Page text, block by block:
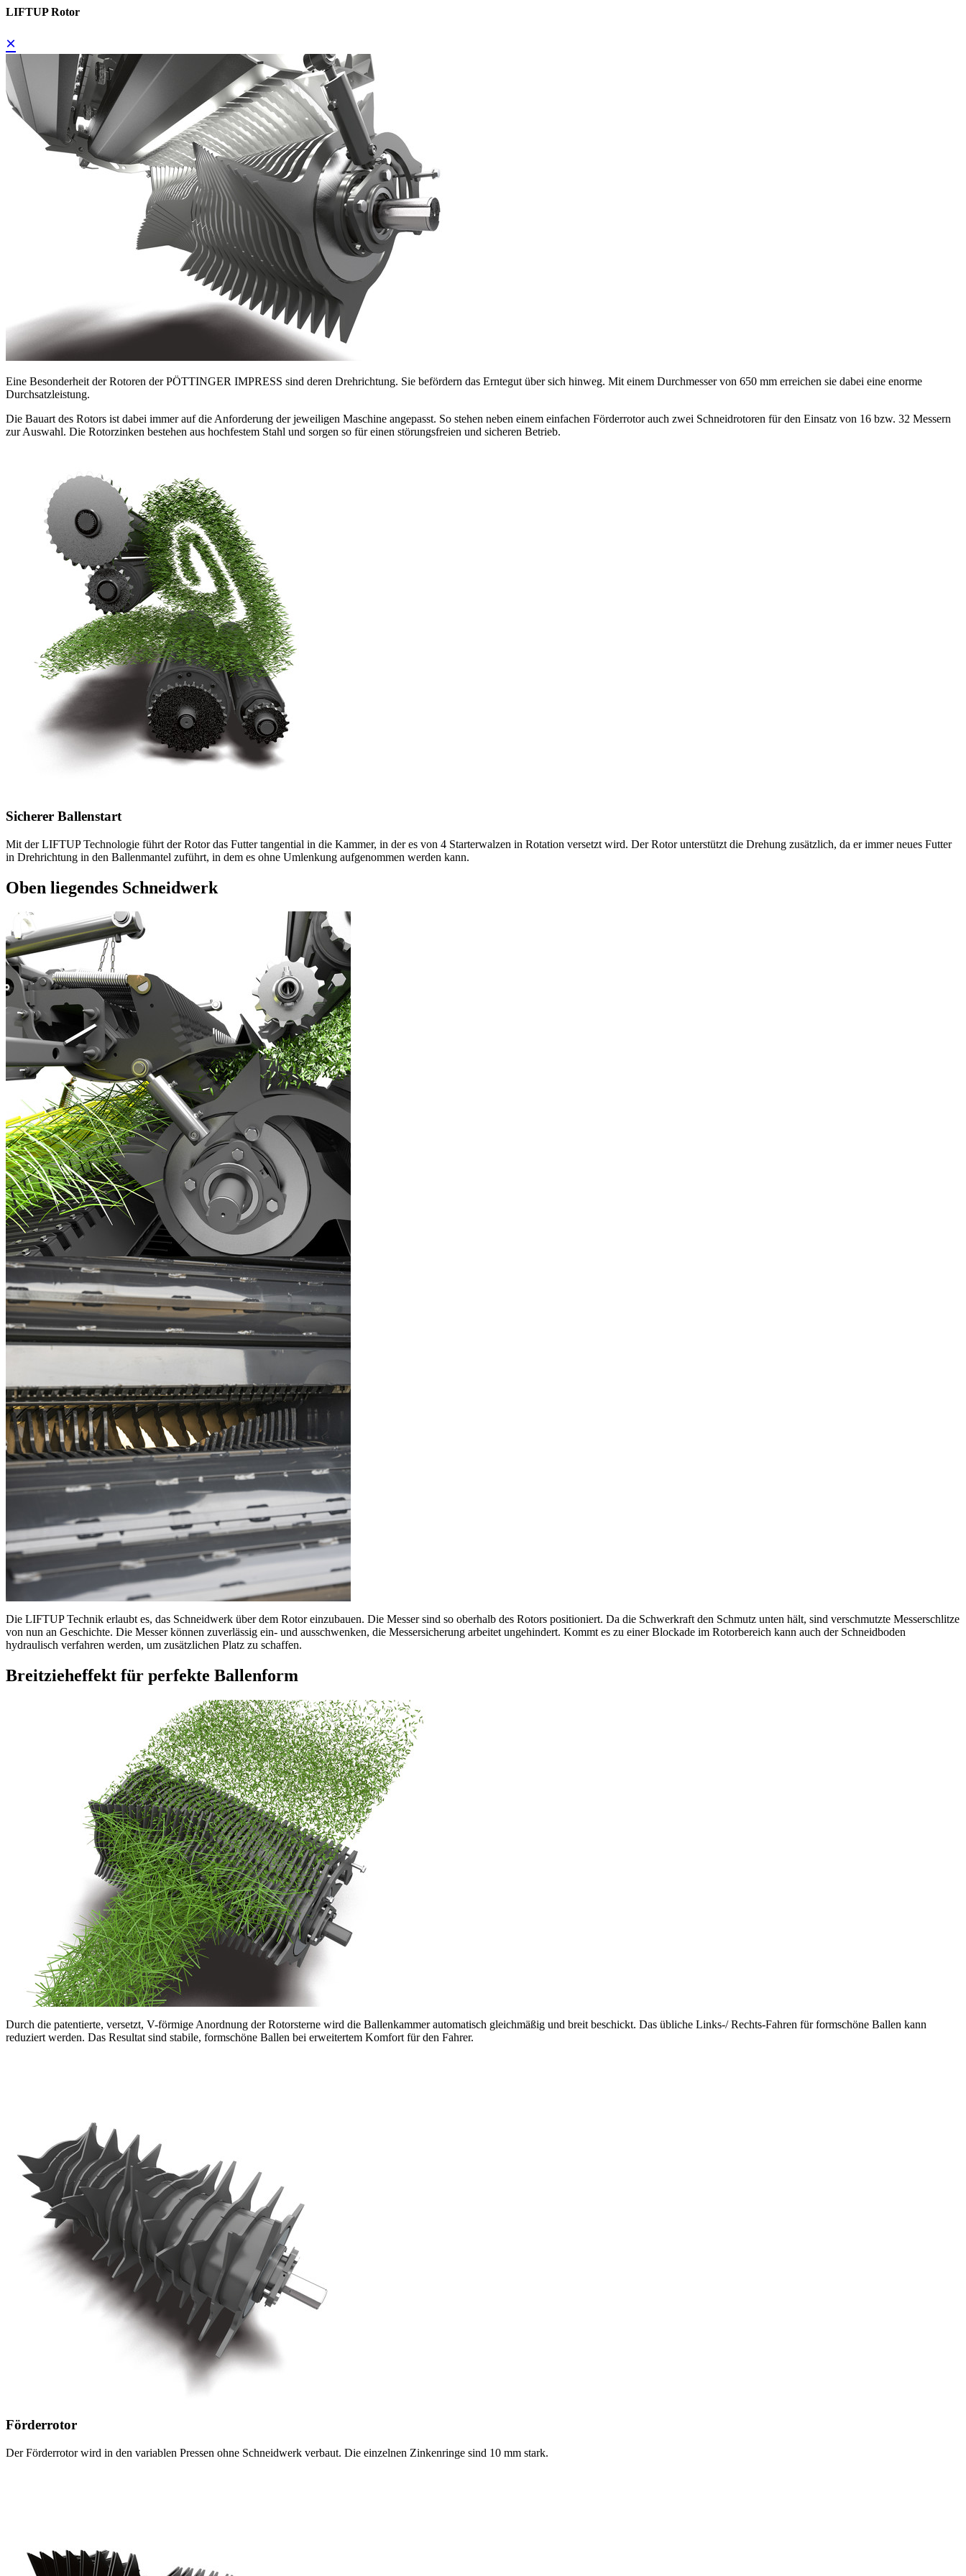
LIFTUP Rotor
×
Eine Besonderheit der Rotoren der PÖTTINGER IMPRESS sind deren Drehrichtung. Sie befördern das Erntegut über sich hinweg. Mit einem Durchmesser von 650 mm erreichen sie dabei eine enorme
Durchsatzleistung.
Die Bauart des Rotors ist dabei immer auf die Anforderung der jeweiligen Maschine angepasst. So stehen neben einem einfachen Förderrotor auch zwei Schneidrotoren für den Einsatz von 16 bzw. 32 Messern
zur Auswahl. Die Rotorzinken bestehen aus hochfestem Stahl und sorgen so für einen störungsfreien und sicheren Betrieb.
Sicherer Ballenstart
Mit der LIFTUP Technologie führt der Rotor das Futter tangential in die Kammer, in der es von 4 Starterwalzen in Rotation versetzt wird. Der Rotor unterstützt die Drehung zusätzlich, da er immer neues Futter
in Drehrichtung in den Ballenmantel zuführt, in dem es ohne Umlenkung aufgenommen werden kann.
Oben liegendes Schneidwerk
Die LIFTUP Technik erlaubt es, das Schneidwerk über dem Rotor einzubauen. Die Messer sind so oberhalb des Rotors positioniert. Da die Schwerkraft den Schmutz unten hält, sind verschmutzte Messerschlitze
von nun an Geschichte. Die Messer können zuverlässig ein- und ausschwenken, die Messersicherung arbeitet ungehindert. Kommt es zu einer Blockade im Rotorbereich kann auch der Schneidboden
hydraulisch verfahren werden, um zusätzlichen Platz zu schaffen.
Breitzieheffekt für perfekte Ballenform
Durch die patentierte, versetzt, V-förmige Anordnung der Rotorsterne wird die Ballenkammer automatisch gleichmäßig und breit beschickt. Das übliche Links-/ Rechts-Fahren für formschöne Ballen kann
reduziert werden. Das Resultat sind stabile, formschöne Ballen bei erweitertem Komfort für den Fahrer.
Förderrotor
Der Förderrotor wird in den variablen Pressen ohne Schneidwerk verbaut. Die einzelnen Zinkenringe sind 10 mm stark.